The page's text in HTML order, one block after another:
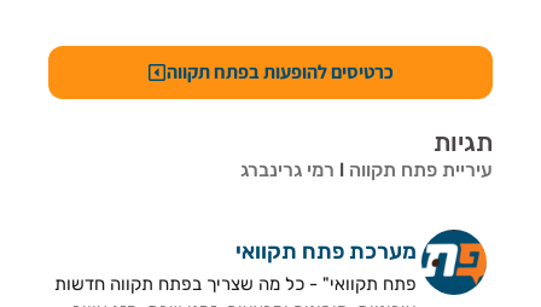
כרטיסים להופעות בפתח תקווה
תגיות
עיריית פתח תקווה רמי גרינברג
מערכת פתח תקוואי
פתח תקוואי" - כל מה שצריך בפתח תקווה חדשות